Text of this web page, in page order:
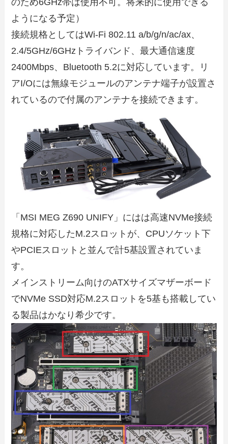
のため6GHz帯は使用不可。将来的に使用できる
ようになる予定）
接続規格としてはWi-Fi 802.11 a/b/g/n/ac/ax、
2.4/5GHz/6GHzトライバンド、最大通信速度
2400Mbps、Bluetooth 5.2に対応しています。リ
アI/Oには無線モジュールのアンテナ端子が設置さ
れているので付属のアンテナを接続できます。
「MSI MEG Z690 UNIFY」にはは高速NVMe接続
規格に対応したM.2スロットが、CPUソケット下
やPCIEスロットと並んで計5基設置されていま
す。
メインストリーム向けのATXサイズマザーボード
でNVMe SSD対応M.2スロットを5基も搭載してい
る製品はかなり希少です。